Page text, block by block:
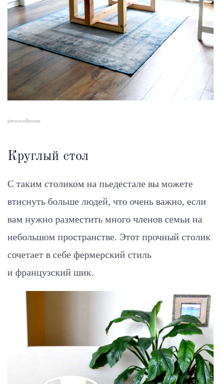
jenwoodhouse
Круглый стол
С таким столиком на пьедестале вы можете
втиснуть больше людей, что очень важно, если
вам нужно разместить много членов семьи на
небольшом пространстве. Этот прочный столик
сочетает в себе фермерский стиль
и французский шик.